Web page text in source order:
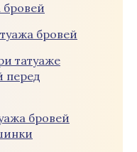
бровей
бровей
татуаже
перед
бровей